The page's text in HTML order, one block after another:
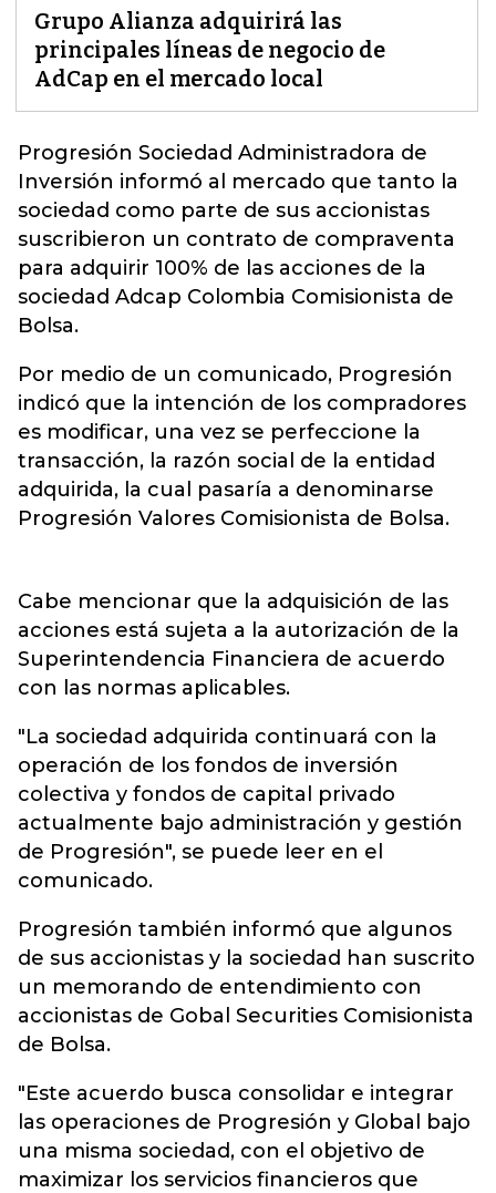
Grupo Alianza adquirirá las
principales líneas de negocio de
AdCap en el mercado local
Progresión Sociedad Administradora de
Inversión informó al mercado que tanto la
sociedad como parte de sus accionistas
suscribieron un contrato de compraventa
para adquirir 100% de las acciones de la
sociedad Adcap Colombia Comisionista de
Bolsa.
Por medio de un comunicado, Progresión
indicó que la intención de los compradores
es modificar, una vez se perfeccione la
transacción, la razón social de la entidad
adquirida, la cual pasaría a denominarse
Progresión Valores Comisionista de Bolsa.
Cabe mencionar que la adquisición de las
acciones está sujeta a la autorización de la
Superintendencia Financiera de acuerdo
con las normas aplicables.
"La sociedad adquirida continuará con la
operación de los fondos de inversión
colectiva y fondos de capital privado
actualmente bajo administración y gestión
de Progresión", se puede leer en el
comunicado.
Progresión también informó que algunos
de sus accionistas y la sociedad han suscrito
un memorando de entendimiento con
accionistas de Gobal Securities Comisionista
de Bolsa.
"Este acuerdo busca consolidar e integrar
las operaciones de Progresión y Global bajo
una misma sociedad, con el objetivo de
maximizar los servicios financieros que